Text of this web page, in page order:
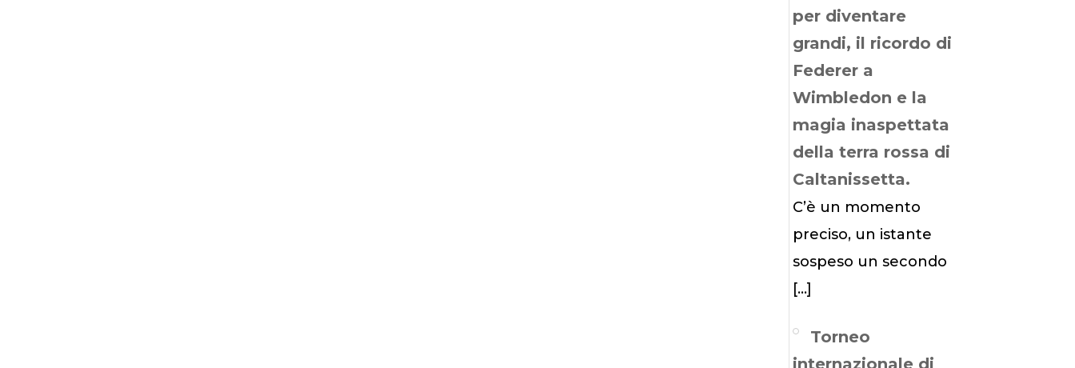
per diventare
grandi, il ricordo di
Federer a
Wimbledon e la
magia inaspettata
della terra rossa di
Caltanissetta.
C’è un momento
preciso, un istante
sospeso un secondo
[…]
Torneo
internazionale di